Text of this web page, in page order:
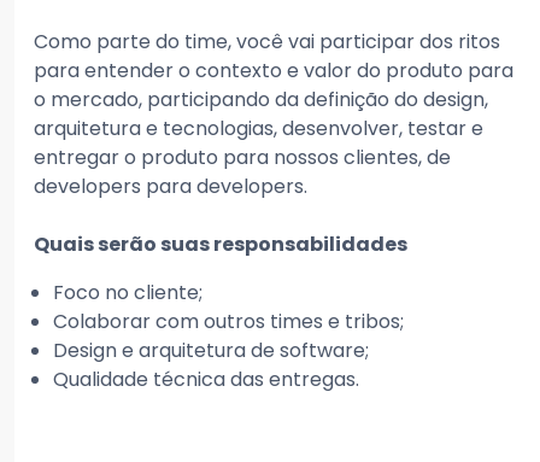
Como parte do time, você vai participar dos ritos
para entender o contexto e valor do produto para
o mercado, participando da definição do design,
arquitetura e tecnologias, desenvolver, testar e
entregar o produto para nossos clientes, de
developers para developers.
Quais serão suas responsabilidades
Foco no cliente;
Colaborar com outros times e tribos;
Design e arquitetura de software;
Qualidade técnica das entregas.